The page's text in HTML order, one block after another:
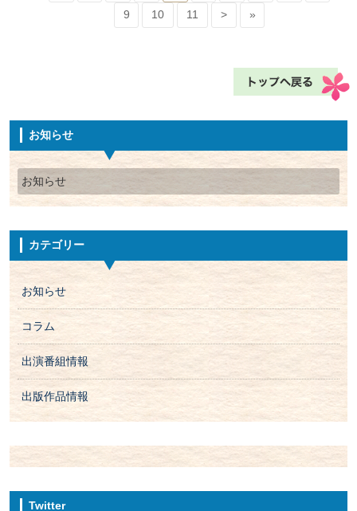
9 10 11 > »
お知らせ
お知らせ
カテゴリー
お知らせ
コラム
出演番組情報
出版作品情報
Twitter